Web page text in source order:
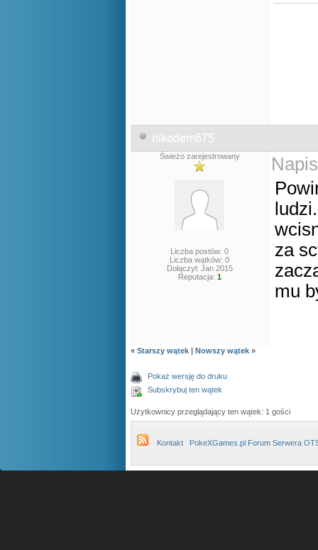
nikodem675
Świeżo zarejestrowany
Liczba postów: 0
Liczba wątków: 0
Dołączył: Jan 2015
Reputacja: 1
za
mu
« Starszy wątek | Nowszy wątek »
Pokaż wersję do druku
Subskrybuj ten wątek
Użytkownicy przeglądający ten wątek: 1 gości
Kontakt PokeXGames.pl Forum Serwera